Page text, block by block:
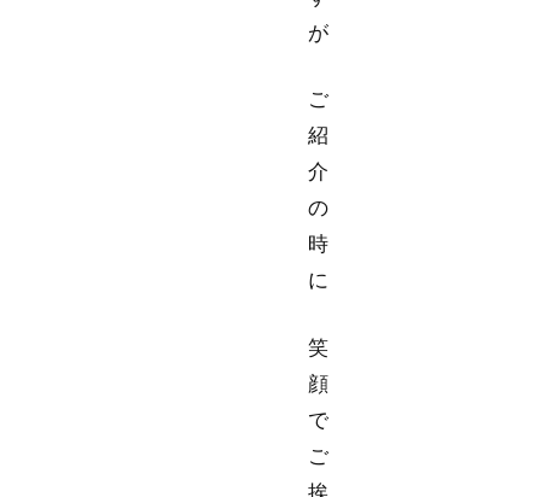
が
ご
紹
介
の
時
に
笑
顔
で
ご
挨